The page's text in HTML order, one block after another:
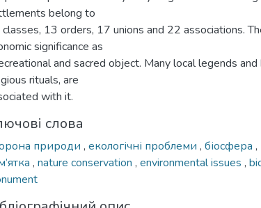
belong to
13 orders, 17 unions and 22 associations.
significance as
and sacred object. Many local legends
rituals, are
with it.
слова
природи , екологічні проблеми , біосфера ,
, nature conservation , environmental issues ,